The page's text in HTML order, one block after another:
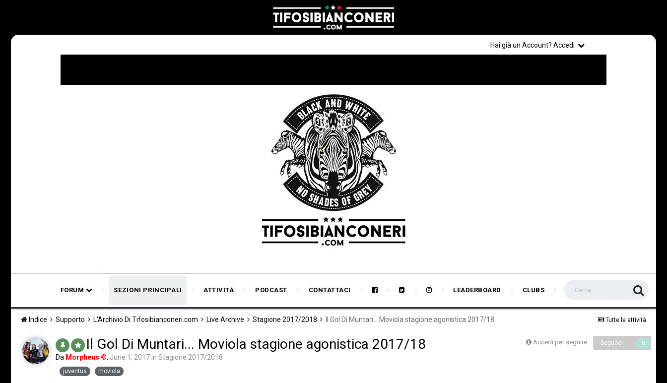
Hai già un Account? Accedi
FORUM SEZIONI PRINCIPALI ATTIVITÀ PODCAST CONTATTACI LEADERBOARD CLUBS
Tutte le attività
Indice Supporto L'Archivio Di Tifosibianconeri.com Live Archive Stagione 2017/2018 Il Gol Di Muntari... Moviola stagione agonistica 2017/18
Accedi per seguire Seguaci 0
Il Gol Di Muntari... Moviola stagione agonistica 2017/18
Da Morpheus ©, June 1, 2017in Stagione 2017/2018
juventus moviola